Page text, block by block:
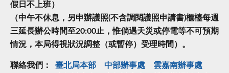
假日不上班）
（中午不休息，另申辦護照(不含調閱護照申請書)櫃檯每週
三延長辦公時間至20:00止，惟倘遇天災或停電等不可預期
情況，本局得視狀況調整（或暫停）受理時間）。
聯絡我們： 臺北局本部 中部辦事處
雲嘉南辦事處